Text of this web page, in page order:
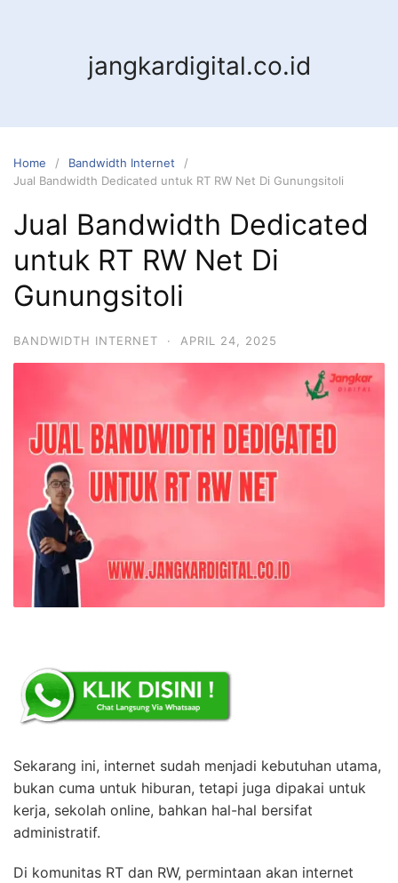
jangkardigital.co.id
Home
Bandwidth Internet
Jual Bandwidth Dedicated untuk RT RW Net Di Gunungsitoli
Jual Bandwidth Dedicated
untuk RT RW Net Di
Gunungsitoli
BANDWIDTH INTERNET · APRIL 24, 2025
Sekarang ini, internet sudah menjadi kebutuhan utama,
bukan cuma untuk hiburan, tetapi juga dipakai untuk
kerja, sekolah online, bahkan hal-hal bersifat
administratif.
Di komunitas RT dan RW, permintaan akan internet